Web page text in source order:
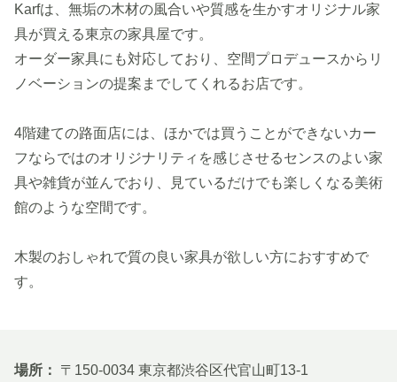
Karfは、無垢の木材の風合いや質感を生かすオリジナル家
具が買える東京の家具屋です。
オーダー家具にも対応しており、空間プロデュースからリ
ノベーションの提案までしてくれるお店です。
4階建ての路面店には、ほかでは買うことができないカー
フならではのオリジナリティを感じさせるセンスのよい家
具や雑貨が並んでおり、見ているだけでも楽しくなる美術
館のような空間です。
木製のおしゃれで質の良い家具が欲しい方におすすめで
す。
場所： 〒150-0034 東京都渋谷区代官山町13-1